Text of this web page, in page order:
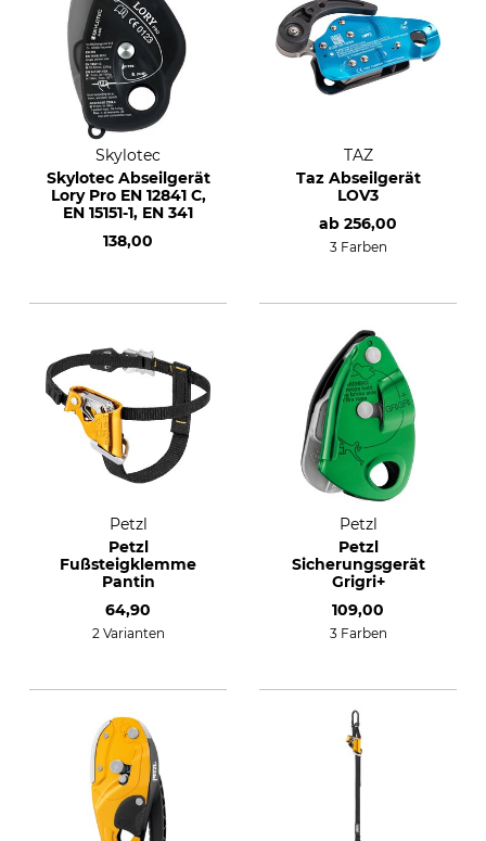
Skylotec
Skylotec Abseilgerät
Lory Pro EN 12841 C,
EN 15151-1, EN 341
138,00
TAZ
Taz Abseilgerät
LOV3
ab 256,00
3 Farben
Petzl
Petzl
Fußsteigklemme
Pantin
64,90
2 Varianten
Petzl
Petzl
Sicherungsgerät
Grigri+
109,00
3 Farben